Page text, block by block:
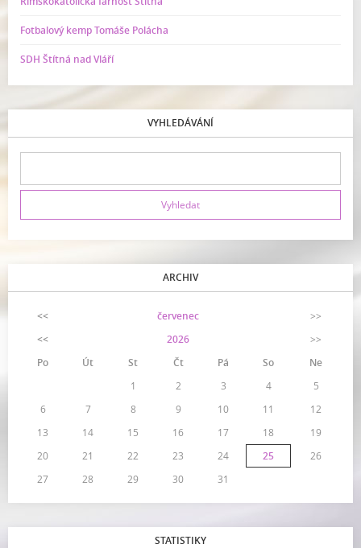
Fotbalový kemp Tomáše Polácha
SDH Štítná nad Vláří
VYHLEDÁVÁNÍ
ARCHIV
<< červenec
>>
<<
2026
>>
Po
Út St Čt Pá So
Ne
1
2 3 4
5
6
7 8 9 10 11
12
13
14 15 16 17 18
19
20
21 22 23 24 25
26
27
28 29 30 31
STATISTIKY